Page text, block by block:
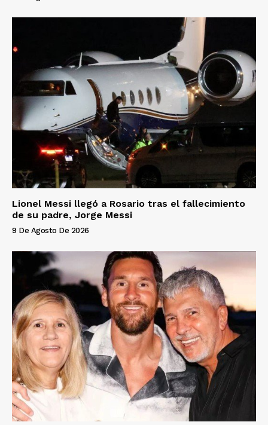
Lionel Messi llegó a Rosario tras el fallecimiento
de su padre, Jorge Messi
9 De Agosto De 2026